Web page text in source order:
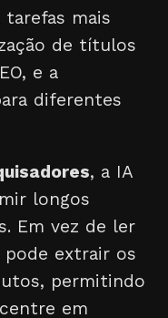
mais
de títulos
e a
diferentes
, a IA
longos
Em vez de ler
pode extrair os
permitindo
em